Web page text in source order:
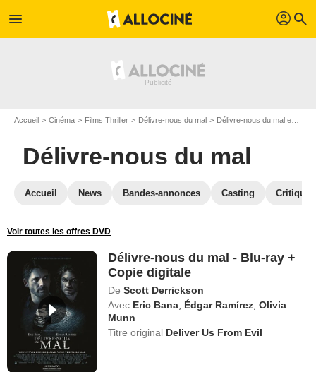
menu profil search
Accueil Cinéma Films Thriller Délivre-nous du mal Délivre-nous du mal en Blu Ray
Délivre-nous du mal
Accueil News Bandes-annonces Casting
Voir toutes les offres DVD
Délivre-nous du mal - Blu-ray +
Copie digitale
De Scott Derrickson
Avec Eric Bana Édgar Ramírez ,Olivia
Munn
Titre original Deliver Us From Evil